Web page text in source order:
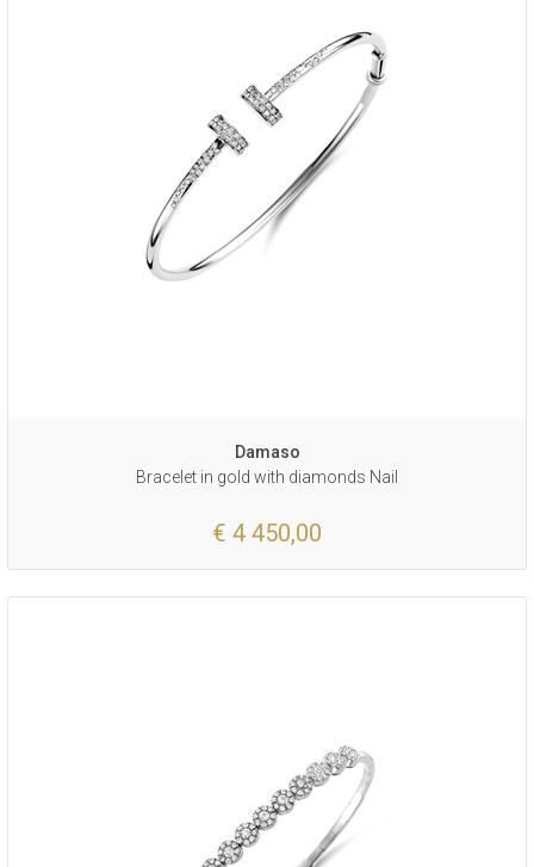
Damaso
Bracelet in gold with diamonds Nail
€ 4 450,00